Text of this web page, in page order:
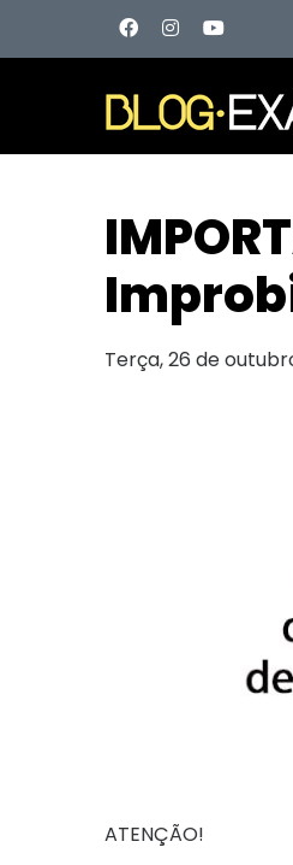
Terça, 26 de
ATENÇÃO!